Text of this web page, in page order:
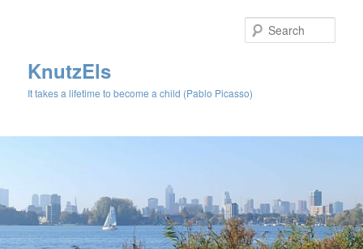
KnutzEls
It takes a lifetime to become a child (Pablo Picasso)